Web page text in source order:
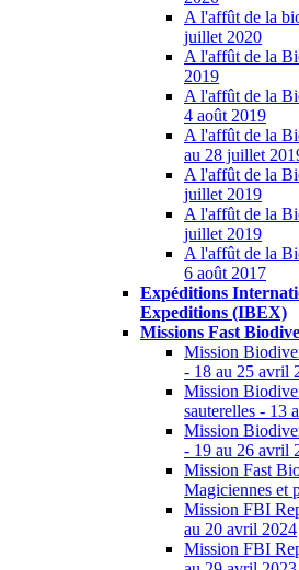
A l'affût de la
juillet 2020
A l'affût de la
2019
A l'affût de la
4 août 2019
A l'affût de la
au 28 juillet
A l'affût de la
juillet 2019
A l'affût de la
juillet 2019
A l'affût de la
6 août 2017
Expéditions
Expeditions (IBEX)
Missions Fast
Mission
- 18 au 25 avril
Mission
sauterelles - 13
Mission
- 19 au 26 avril
Mission Fast
Magiciennes et
Mission FBI
au 20 avril 2024
Mission FBI